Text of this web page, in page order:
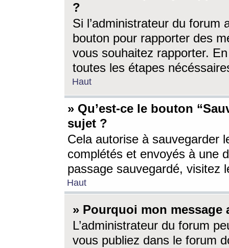
?
Si l’administrateur du forum
bouton pour rapporter des
vous souhaitez rapporter.
toutes les étapes
Haut
» Qu’est-ce le bouton
sujet ?
Cela autorise à sauvegarder
complétés et envoyés à une
passage sauvegardé, visitez
Haut
» Pourquoi mon message
L’administrateur du forum
vous publiez dans le forum